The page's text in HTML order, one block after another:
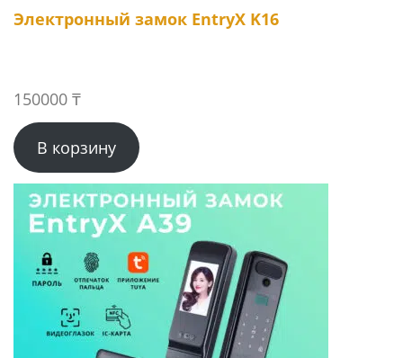
Электронный замок EntryX K16
150000 ₸
В корзину